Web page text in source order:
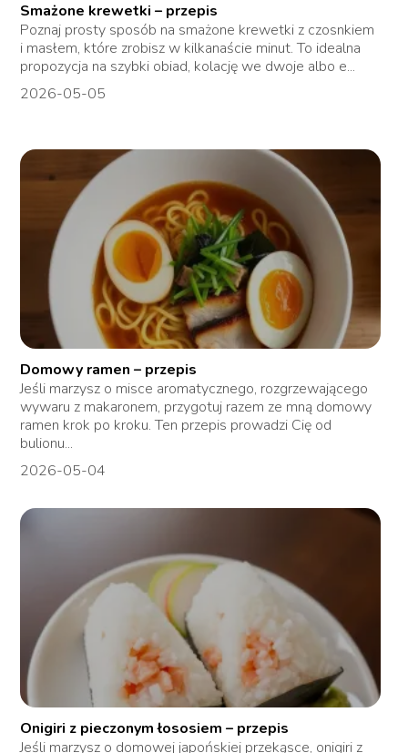
Smażone krewetki – przepis
Poznaj prosty sposób na smażone krewetki z czosnkiem
i masłem, które zrobisz w kilkanaście minut. To idealna
propozycja na szybki obiad, kolację we dwoje albo e...
2026-05-05
Domowy ramen – przepis
Jeśli marzysz o misce aromatycznego, rozgrzewającego
wywaru z makaronem, przygotuj razem ze mną domowy
ramen krok po kroku. Ten przepis prowadzi Cię od
bulionu...
2026-05-04
Onigiri z pieczonym łososiem – przepis
Jeśli marzysz o domowej japońskiej przekąsce, onigiri z